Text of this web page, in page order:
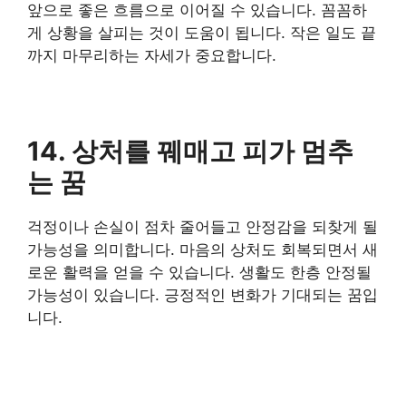
앞으로 좋은 흐름으로 이어질 수 있습니다. 꼼꼼하
게 상황을 살피는 것이 도움이 됩니다. 작은 일도 끝
까지 마무리하는 자세가 중요합니다.
14. 상처를 꿰매고 피가 멈추
는 꿈
걱정이나 손실이 점차 줄어들고 안정감을 되찾게 될
가능성을 의미합니다. 마음의 상처도 회복되면서 새
로운 활력을 얻을 수 있습니다. 생활도 한층 안정될
가능성이 있습니다. 긍정적인 변화가 기대되는 꿈입
니다.